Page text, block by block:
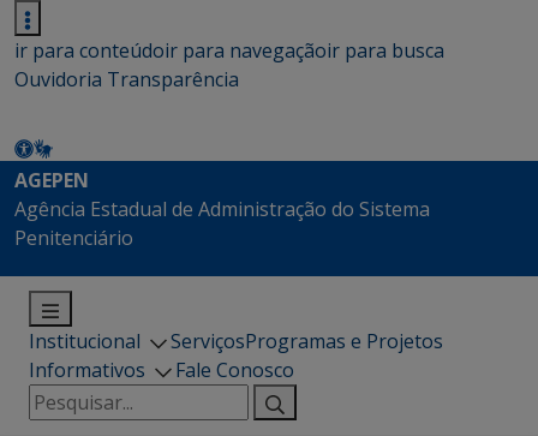
ir para conteúdoir para navegaçãoir para busca
Ouvidoria Transparência
AGEPEN
Agência Estadual de Administração do Sistema
Penitenciário
Institucional ServiçosProgramas e Projetos
Informativos
Fale Conosco
Pesquisar
por: